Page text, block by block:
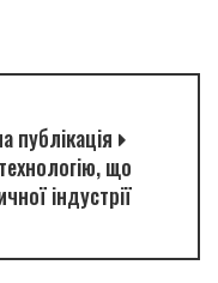
публікація
що
індустрії